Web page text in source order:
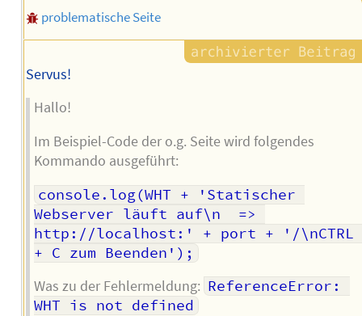
problematische Seite
Servus!
Hallo!
Im Beispiel-Code der o.g. Seite wird folgendes
Kommando ausgeführt:
console.log(WHT + 'Statischer
Webserver läuft auf\n  =>
http://localhost:' + port + '/\nCTRL
+ C zum Beenden');
Was zu der Fehlermeldung: ReferenceError:
WHT is not defined